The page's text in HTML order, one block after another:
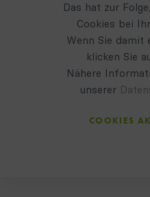
Das hat zur
Cookies bei
Wenn Sie damit
klicken Sie
Nähere
unserer
COOKIES